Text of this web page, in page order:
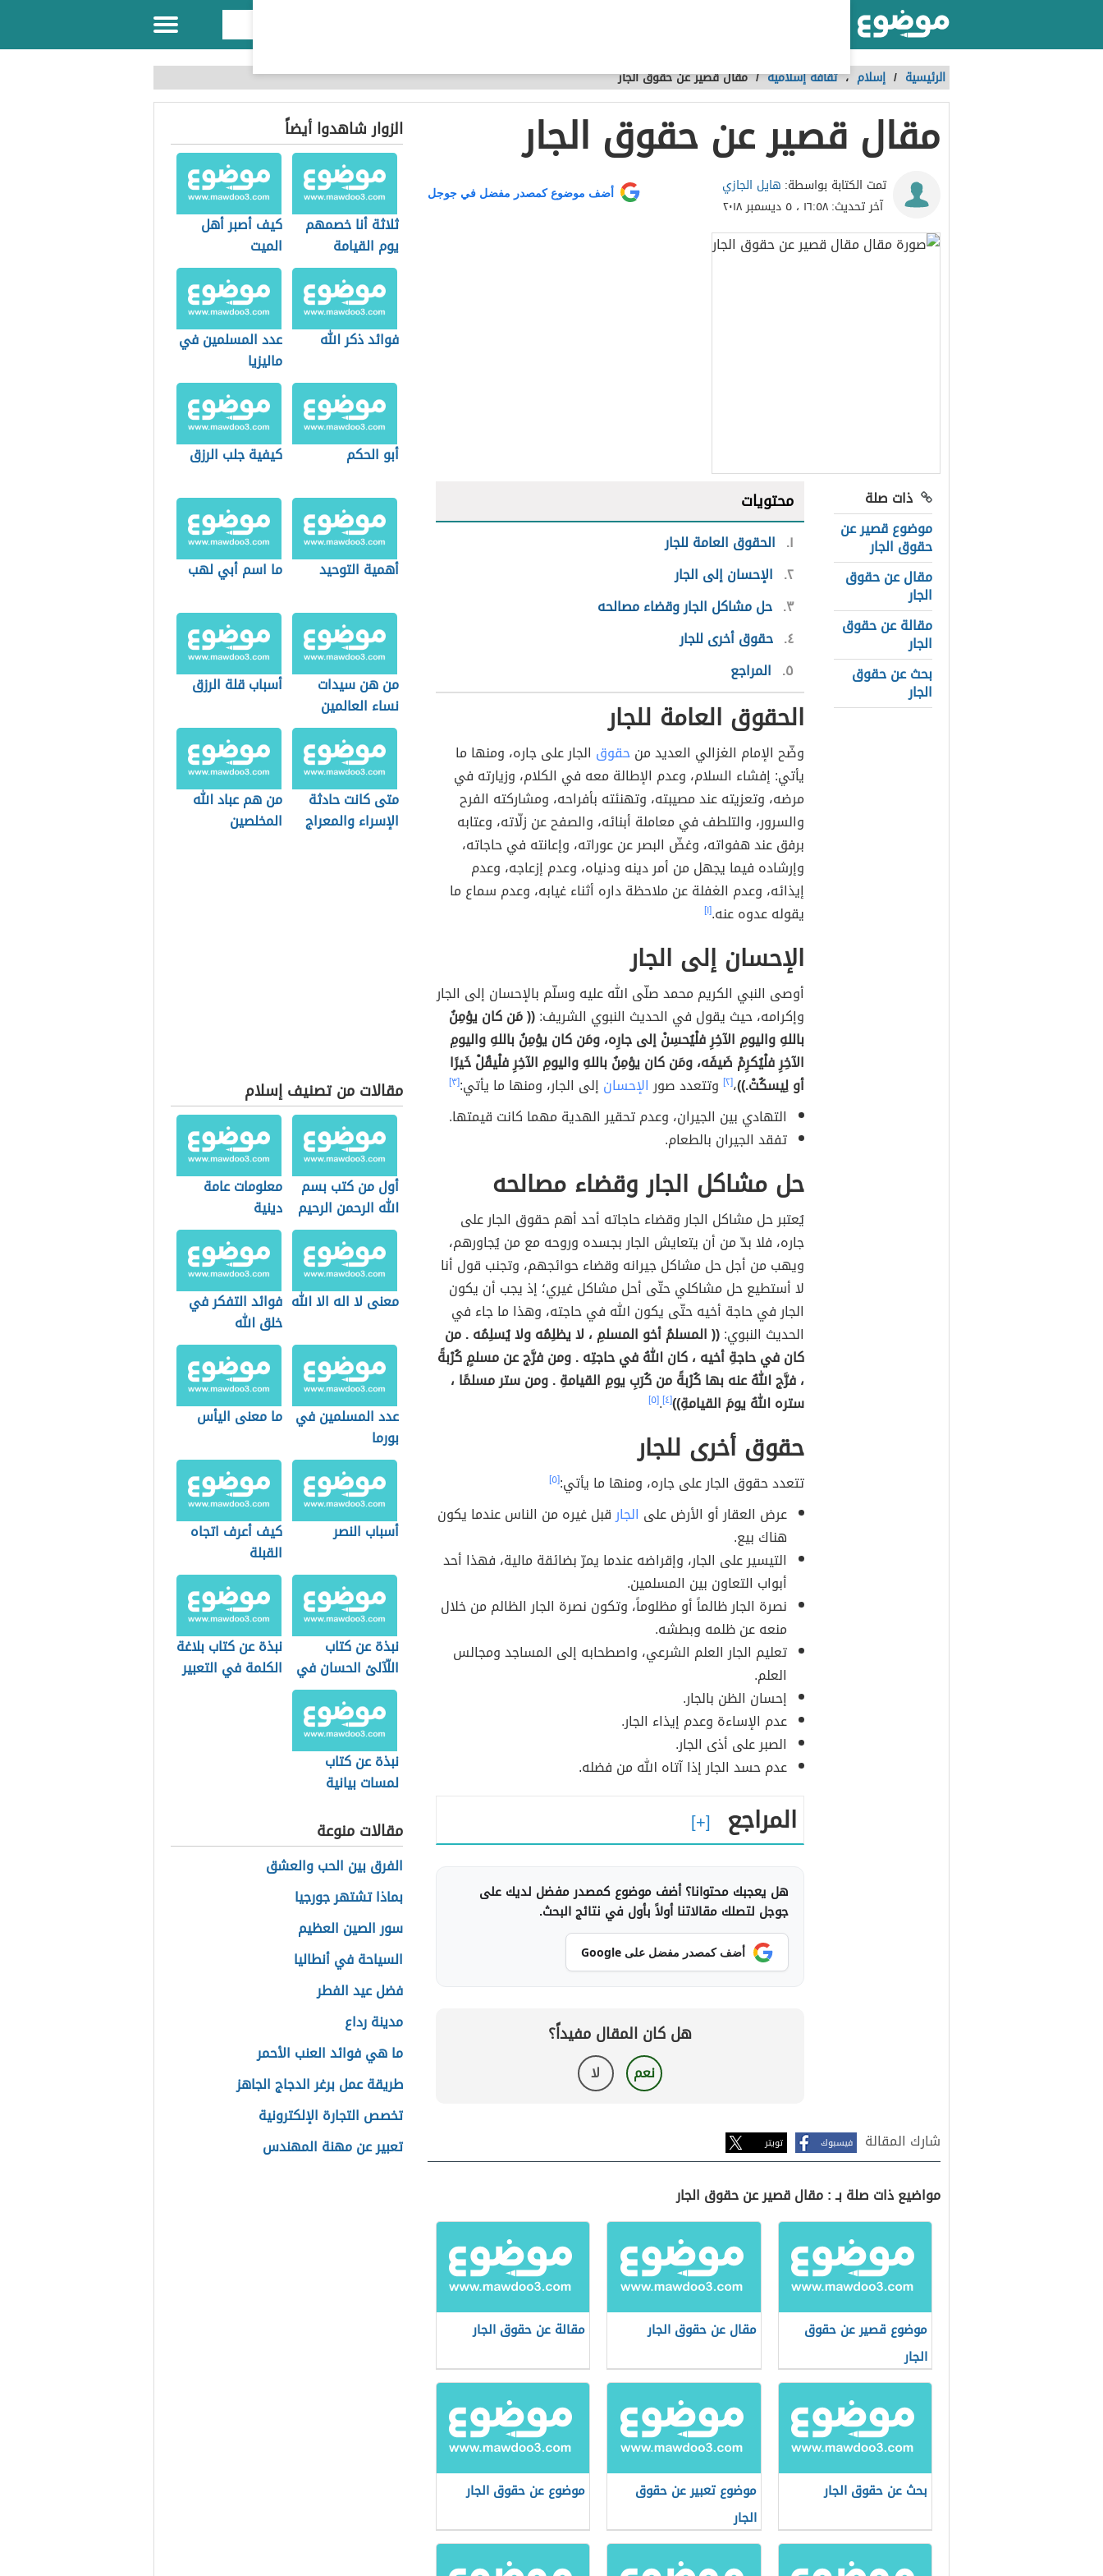
الرئيسية / إسلام ،ثقافة إسلامية /مقال قصير عن حقوق الجار
مقال قصير عن حقوق الجار
تمت الكتابة بواسطة: هايل الجازي
آخر تحديث:١٦:٥٨ ، ٥ ديسمبر ٢٠١٨
أضف موضوع كمصدر مفضل في جوجل
ذات صلة
موضوع قصير عن
حقوق الجار
مقال عن حقوق
الجار
مقالة عن حقوق
الجار
بحث عن حقوق
الجار
محتويات
١ الحقوق العامة للجار
٢ الإحسان إلى الجار
٣ حل مشاكل الجار وقضاء مصالحه
٤ حقوق أخرى للجار
٥ المراجع
الحقوق العامة للجار
وضّح الإمام الغزالي العديد منحقوق الجار على جاره، ومنها ما
يأتي: إفشاء السلام، وعدم الإطالة معه في الكلام، وزيارته في
مرضه، وتعزيته عند مصيبته، وتهنئته بأفراحه، ومشاركته الفرح
والسرور، والتلطف في معاملة أبنائه، والصفح عن زلّاته، وعتابه
برفق عند هفواته، وغضّ البصر عن عوراته، وإعانته في حاجاته،
وإرشاده فيما يجهل من أمر دينه ودنياه، وعدم إزعاجه، وعدم
إيذائه، وعدم الغفلة عن ملاحظة داره أثناء غيابه، وعدم سماع ما
يقوله عدوه عنه.[١]
الإحسان إلى الجار
أوصى النبي الكريم محمد صلّى الله عليه وسلّم بالإحسان إلى الجار
وإكرامه، حيث يقول في الحديث النبوي الشريف:(( مَن كان يؤمِنُ
باللهِ واليومِ الآخِرِ فلْيُحسِنْ إلى جارِه، ومَن كان يؤمِنُ باللهِ واليومِ
الآخِرِ فلْيُكرِمْ ضَيفَه، ومَن كان يؤمِنُ باللهِ واليومِ الآخِرِ فلْيقُلْ خَيرًا
أو لِيسكُتْ.))،[٢] وتتعدد صورالإحسان إلى الجار، ومنها ما يأتي:[٣]
التهادي بين الجيران، وعدم تحقير الهدية مهما كانت قيمتها.
تفقد الجيران بالطعام.
حل مشاكل الجار وقضاء مصالحه
يُعتبر حل مشاكل الجار وقضاء حاجاته أحد أهم حقوق الجار على
جاره، فلا بدّ من أن يتعايش الجار بجسده وروحه مع من يُجاورهم،
ويهب من أجل حل مشاكل جيرانه وقضاء حوائجهم، وتجنب قول أنا
لا أستطيع حل مشاكلي حتّى أحل مشاكل غيري؛ إذ يجب أن يكون
الجار في حاجة أخيه حتّى يكون الله في حاجته، وهذا ما جاء في
الحديث النبوي:(( المسلمُ أخو المسلمِ ، لا يظلِمُه ولا يُسلِمُه . من
كان في حاجةِ أخيه ، كان اللهُ في حاجتِه . ومن فرَّج عن مسلمٍ كُرْبةً
، فرَّج اللهُ عنه بها كُرْبةً من كُرَبِ يومِ القيامةِ . ومن ستر مسلمًا ،
ستره اللهُ يومَ القيامةِ))[٤] .[٥]
حقوق أخرى للجار
تتعدد حقوق الجار على جاره، ومنها ما يأتي:[٥]
عرض العقار أو الأرض على الجارقبل غيره من الناس عندما يكون
هناك بيع.
التيسير على الجار، وإقراضه عندما يمرّ بضائقة مالية، فهذا أحد
أبواب التعاون بين المسلمين.
نصرة الجار ظالماً أو مظلوماً، وتكون نصرة الجار الظالم من خلال
منعه عن ظلمه وبطشه.
تعليم الجار العلم الشرعي، واصطحابه إلى المساجد ومجالس
العلم.
إحسان الظن بالجار.
عدم الإساءة وعدم إيذاء الجار.
الصبر على أذى الجار.
عدم حسد الجار إذا آتاه الله من فضله.
المراجع
هل يعجبك محتوانا؟ أضف موضوع كمصدر مفضل لديك على
جوجل لتصلك مقالاتنا أولاً بأول في نتائج البحث.
أضف كمصدر مفضل على Google
هل كان المقال مفيداً؟
نعم لا
شارك المقالة فيسبوك تويتر
مواضيع ذات صلة بـ : مقال قصير عن حقوق الجار
موضوع قصير عن حقوق
الجار
مقال عن حقوق الجار مقالة عن حقوق الجار
بحث عن حقوق الجار
موضوع تعبير عن حقوق
الجار
موضوع عن حقوق الجار
الزوار شاهدوا أيضاً
ثلاثة أنا خصمهم
يوم القيامة
كيف أصبر أهل
الميت
فوائد ذكر الله
عدد المسلمين في
ماليزيا
أبو الحكم كيفية جلب الرزق
أهمية التوحيد ما اسم أبي لهب
من هن سيدات
نساء العالمين
أسباب قلة الرزق
متى كانت حادثة
الإسراء والمعراج
من هم عباد الله
المخلصين
مقالات من تصنيف إسلام
أول من كتب بسم
الله الرحمن الرحيم
معلومات عامة
دينية
معنى لا اله الا الله فوائد التفكر في
خلق الله
عدد المسلمين في
بورما
ما معنى اليأس
أسباب النصر
كيف أعرف اتجاه
القبلة
نبذة عن كتاب
اللّآلئ الحسان في
علوم القرآن
نبذة عن كتاب بلاغة
الكلمة في التعبير
نبذة عن كتاب
لمسات بيانية
مقالات منوعة
الفرق بين الحب والعشق
بماذا تشتهر جورجيا
سور الصين العظيم
السياحة في أنطاليا
فضل عيد الفطر
مدينة رداع
ما هي فوائد العنب الأحمر
طريقة عمل برغر الدجاج الجاهز
تخصص التجارة الإلكترونية
تعبير عن مهنة المهندس